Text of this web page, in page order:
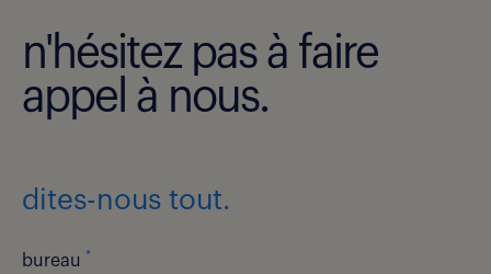
n'hésitez pas à faire
appel à nous.
dites-nous tout.
bureau *